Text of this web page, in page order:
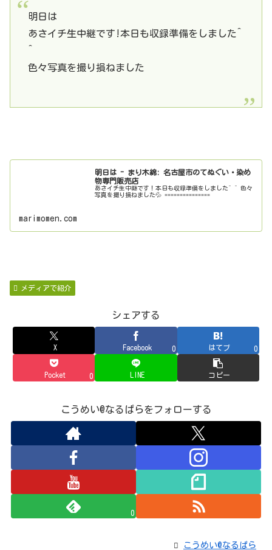
明日は
あさイチ生中継です!本日も収録準備をしました^
色々写真を撮り損ねました
明日は - まり木綿: 名古屋市のてぬぐい・染め
物専門販売店
あさイチ生中継です！本日も収録準備をしました^ ^ 色々
写真を撮り損ねました💦 ===============
marimomen.com
メディアで紹介
シェアする
X Facebook 0 はてブ 0
Pocket 0 LINE コピー
こうめい@なるぱらをフォローする
0
こうめい@なるぱら